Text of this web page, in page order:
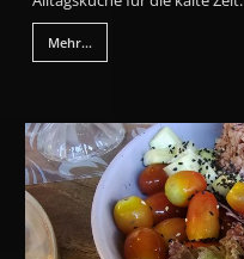
Mehr...